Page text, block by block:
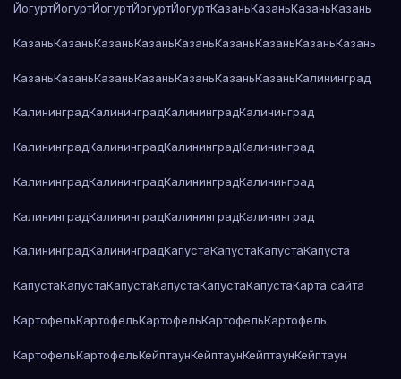
ЙогуртЙогуртЙогуртЙогуртЙогуртКазаньКазаньКазаньКазань
КазаньКазаньКазаньКазаньКазаньКазаньКазаньКазаньКазань
КазаньКазаньКазаньКазаньКазаньКазаньКазаньКалининград
КалининградКалининградКалининградКалининград
КалининградКалининградКалининградКалининград
КалининградКалининградКалининградКалининград
КалининградКалининградКалининградКалининград
КалининградКалининградКапустаКапустаКапустаКапуста
КапустаКапустаКапустаКапустаКапустаКапустаКарта сайта
КартофельКартофельКартофельКартофельКартофель
КартофельКартофельКейптаунКейптаунКейптаунКейптаун